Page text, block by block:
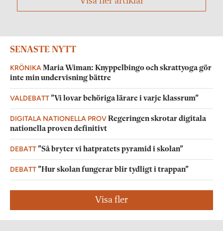
SENASTE NYTT
KRÖNIKA Maria Wiman: Knyppelbingo och skrattyoga gör
inte min undervisning bättre
VALDEBATT”Vi lovar behöriga lärare i varje klassrum”
DIGITALA NATIONELLA PROVRegeringen skrotar digitala
nationella proven definitivt
DEBATT”Så bryter vi hatpratets pyramid i skolan”
DEBATT”Hur skolan fungerar blir tydligt i trappan”
Visa fler